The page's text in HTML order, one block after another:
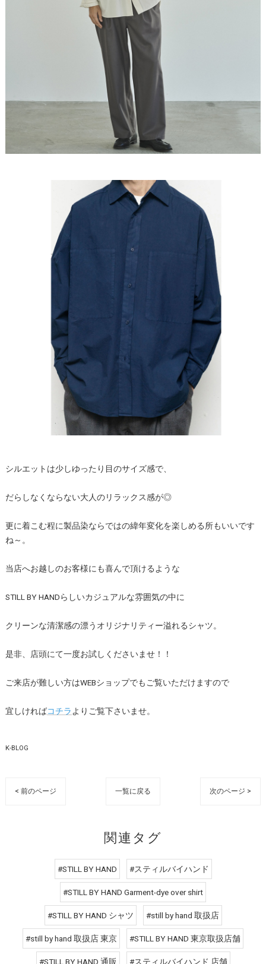
シルエットは少しゆったり目のサイズ感で、
だらしなくならない大人のリラックス感が◎
更に着こむ程に製品染ならではの緯年変化を楽しめる所もいいです
ね～。
当店へお越しのお客様にも喜んで頂けるような
STILL BY HANDらしいカジュアルな雰囲気の中に
クリーンな清潔感の漂うオリジナリティー溢れるシャツ。
是非、店頭にて一度お試しくださいませ！！
ご来店が難しい方はWEBショップでもご覧いただけますので
宜しければコチラ よりご覧下さいませ。
K-BLOG
< 前のページ 一覧に戻る 次のページ >
関連タグ
#STILL BY HAND #スティルバイハンド
#STILL BY HAND Garment-dye over shirt
#STILL BY HAND シャツ #still by hand 取扱店
#still by hand 取扱店 東京 #STILL BY HAND 東京取扱店舗
#STILL BY HAND 通販 #スティルバイハンド 店舗